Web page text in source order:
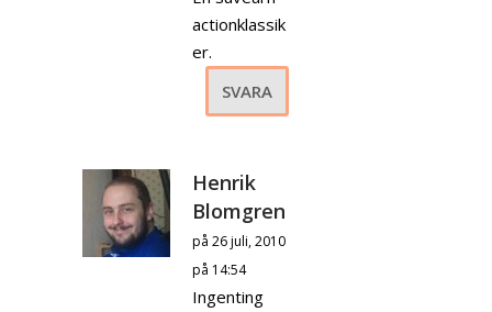
actionklassik
er.
SVARA
Henrik
Blomgren
på 26 juli, 2010
på 14:54
Ingenting